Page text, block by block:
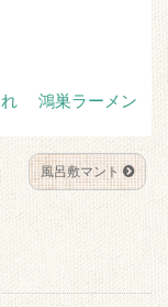
鴻巣ラーメン
風呂敷マント